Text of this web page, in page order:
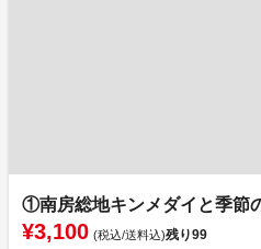
①南房総地キンメダイと季節
¥3,100 (税込/送料込)残り99